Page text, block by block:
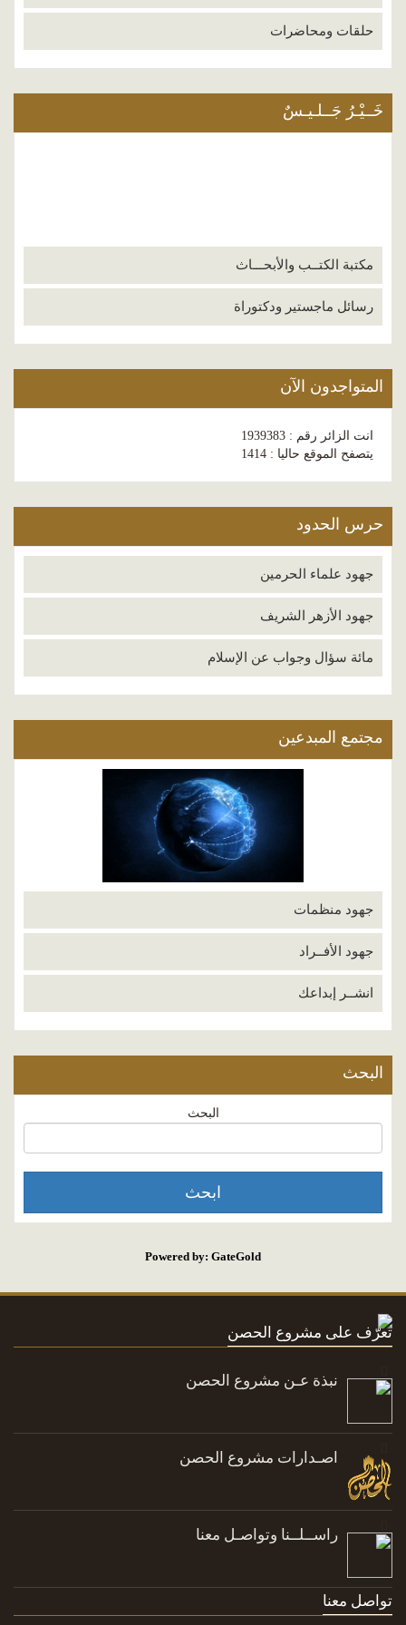
حلقات ومحاضرات
خَــيْـرُ جَــلـيـسٌ
مكتبة الكتــب والأبحـــاث
رسائل ماجستير ودكتوراة
المتواجدون الآن
انت الزائر رقم : 1939383
يتصفح الموقع حاليا : 1414
حرس الحدود
جهود علماء الحرمين
جهود الأزهر الشريف
مائة سؤال وجواب عن الإسلام
مجتمع المبدعين
جهود منظمات
جهود الأفــراد
انشــر إبداعك
البحث
البحث
Powered by: GateGold
تعرّف على مشروع الحصن
نبذة عـن مشروع الحصن
اصـدارات مشروع الحصن
راســلــنا وتواصـل معنا
تواصل معنا